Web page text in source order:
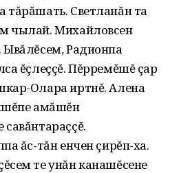
тăрăшать. Светланăн та
чылай. Михайловсен
Радионпа
ĕçлеççĕ. Пĕрремĕшĕ çар
Олара иртнĕ. Алена
амăшĕн
ăс-тăн енчен çирĕп-ха.
те унăн канашĕсене